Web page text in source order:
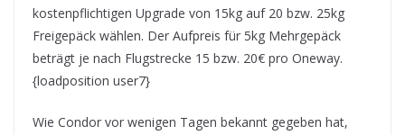
kostenpflichtigen Upgrade von 15kg auf 20 bzw. 25kg
Freigepäck wählen. Der Aufpreis für 5kg Mehrgepäck
beträgt je nach Flugstrecke 15 bzw. 20€ pro Oneway.
{loadposition user7}
Wie Condor vor wenigen Tagen bekannt gegeben hat,